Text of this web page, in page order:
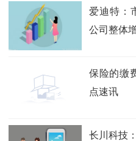
爱迪特：
公司整体
保险的缴
点速讯
长川科技